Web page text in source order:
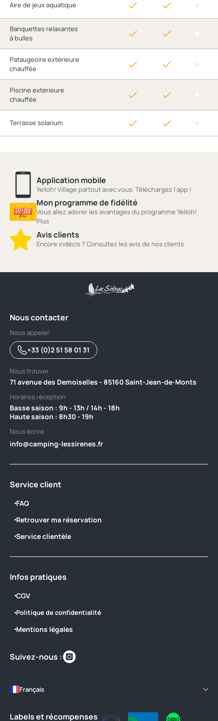
Aire de jeux aquatique
Banquettes relaxantes
à bulles
Pataugeoire extérieure
chauffée
Piscine extérieure
chauffée
Terrasse solarium
Application mobile
Yelloh! Village partout avec vous. Téléchargez l'app !
Mon programme de fidélité
Vous allez adorer les avantages du programme Yelloh!
Plus
Avis clients
Encore indécis ? Consultez les avis de nos clients
Nous contacter
Nous appeler
+33 (0)2 51 58 01 31
Nous trouver
71 avenue des Demoiselles - 85160 Saint-Jean-de-Monts
Horaires réception
Basse saison : 9h - 13h / 14h - 18h ‎ ‎ ‎ ‎ ‎ ‎ ‎ ‎ ‎ ‎ ‎ ‎ ‎ ‎ ‎ ‎ ‎ ‎ ‎ ‎ ‎ ‎ ‎ ‎ ‎ ‎ ‎ ‎ ‎ ‎ ‎ ‎ ‎ ‎ ‎ ‎ ‎ ‎ ‎ ‎ ‎ ‎ ‎ ‎ ‎ ‎ ‎ ‎ ‎ ‎ ‎
Haute saison : 8h30 - 19h
Nous écrire
info@camping-lessirenes.fr
Service client
FAQ
Retrouver ma réservation
Service clientèle
Infos pratiques
CGV
Politique de confidentialité
Mentions légales
Suivez-nous :
https://www.instagram.com/
Français
Labels et récompenses